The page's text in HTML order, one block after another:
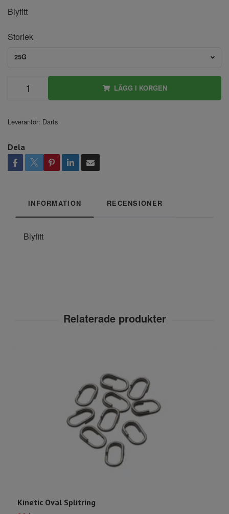
Blyfitt
Storlek
25G
LÄGG I KORGEN
Leverantör: Darts
Dela
INFORMATION RECENSIONER
Blyfitt
Kinetic Oval Splitring